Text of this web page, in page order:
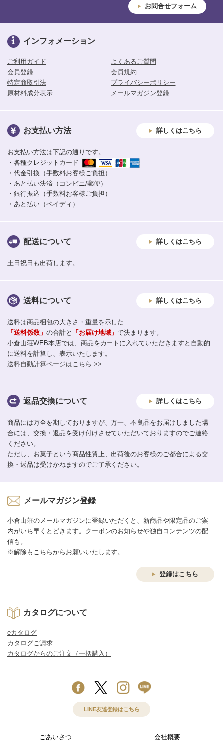
お問合せフォーム
インフォメーション
ご利用ガイド
よくあるご質問
会員登録
会員規約
特定商取引法
プライバシーポリシー
原材料成分表示
メールマガジン登録
お支払い方法 詳しくはこちら
お支払い方法は下記の通りです。
・各種クレジットカード
・代金引換（手数料お客様ご負担）
・あと払い決済（コンビニ/郵便）
・銀行振込（手数料お客様ご負担）
・あと払い（ペイディ）
配送について 詳しくはこちら
土日祝日も出荷します。
送料について 詳しくはこちら
送料は商品梱包の大きさ・重量を示した
「送料係数」 の合計と 「お届け地域」 で決まります。
小倉山荘WEB本店では、商品をカートに入れていただきますと自動的
に送料を計算し、表示いたします。
送料自動計算ページはこちら >>
返品交換について 詳しくはこちら
商品には万全を期しておりますが、万一、不良品をお届けしました場
合には、交換・返品を受け付けさせていただいておりますのでご連絡
ください。
ただし、お菓子という商品性質上、出荷後のお客様のご都合による交
換・返品は受けかねますのでご了承ください。
メールマガジン登録
小倉山荘のメールマガジンに登録いただくと、新商品や限定品のご案
内がいち早くとどきます。クーポンのお知らせや独自コンテンツの配
信も。
※解除もこちらからお願いいたします。
登録はこちら
カタログについて
eカタログ
カタログご請求
カタログからのご注文（一括購入）
LINE友達登録はこちら
ごあいさつ 会社概要